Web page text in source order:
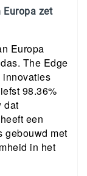
Europa zet
Europa
The Edge
innovaties
98.36%
dat
een
gebouwd met
in het